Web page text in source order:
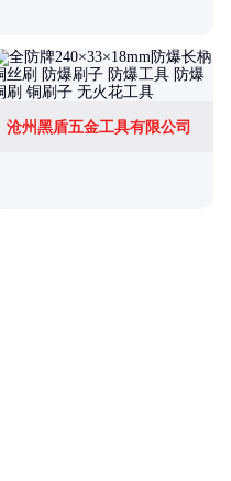
沧州黑盾五金工具有限公司